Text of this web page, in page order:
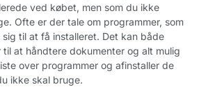
ved købet, men som du ikke
Ofte er der tale om programmer, som
til at få installeret. Det kan både
at håndtere dokumenter og alt mulig
over programmer og afinstaller de
ikke skal bruge.